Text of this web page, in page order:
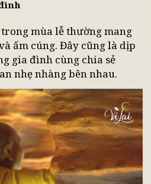
Phật Đản, nhiều người
uống. Họ ăn chậm hơn, chú
nhận rõ hơn sự hiện diện
đình
trong mùa lễ thường mang
ấm cúng. Đây cũng là dịp
gia đình cùng chia sẻ
nhẹ nhàng bên nhau.